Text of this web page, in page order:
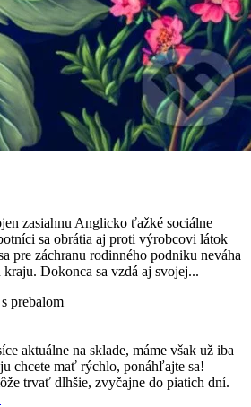
zasiahnu Anglicko ťažké sociálne
sa obrátia aj proti výrobcovi látok
pre záchranu rodinného podniku neváha
Dokonca sa vzdá aj svojej...
prebalom
aktuálne na sklade, máme však už iba
chcete mať rýchlo, ponáhľajte sa!
trvať dlhšie, zvyčajne do piatich dní.